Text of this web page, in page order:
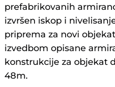
prefabrikovanih
izvršen iskop i
priprema za novi
izvedbom opisane
konstrukcije za objekat
48m.